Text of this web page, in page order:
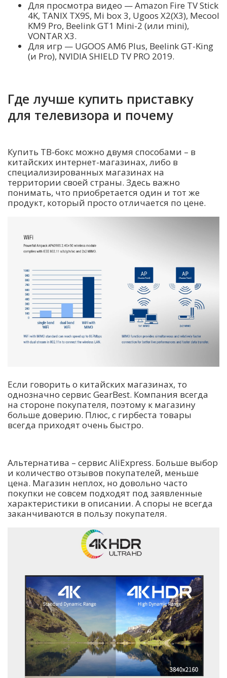
Для просмотра видео — Amazon Fire TV Stick
4K, TANIX TX9S, Mi box 3, Ugoos X2(Х3), Mecool
KM9 Pro, Beelink GT1 Mini-2 (или mini),
VONTAR X3.
Для игр — UGOOS AM6 Plus, Beelink GT-King
(и Pro), NVIDIA SHIELD TV PRO 2019.
Где лучше купить приставку
для телевизора и почему
Купить ТВ-бокс можно двумя способами – в
китайских интернет-магазинах, либо в
специализированных магазинах на
территории своей страны. Здесь важно
понимать, что приобретается один и тот же
продукт, который просто отличается по цене.
Если говорить о китайских магазинах, то
однозначно сервис GearBest. Компания всегда
на стороне покупателя, поэтому к магазину
больше доверию. Плюс, с гирбеста товары
всегда приходят очень быстро.
Альтернатива – сервис AliExpress. Больше выбор
и количество отзывов покупателей, меньше
цена. Магазин неплох, но довольно часто
покупки не совсем подходят под заявленные
характеристики в описании. А споры не всегда
заканчиваются в пользу покупателя.